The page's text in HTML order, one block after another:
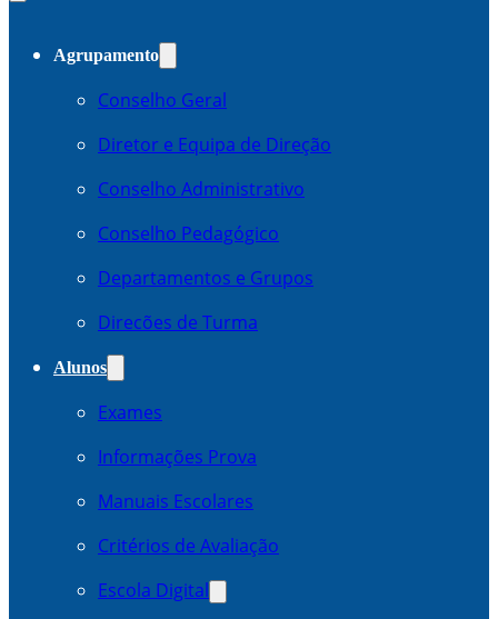
Agrupamento
Conselho Geral
Diretor e Equipa de Direção
Conselho Administrativo
Conselho Pedagógico
Departamentos e Grupos
Direcões de Turma
Alunos
Exames
Informações Prova
Manuais Escolares
Critérios de Avaliação
Escola Digital